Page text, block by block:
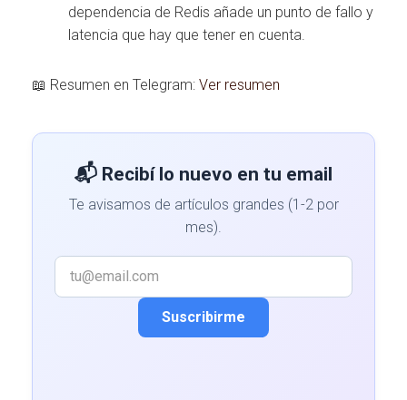
dependencia de Redis añade un punto de fallo y
latencia que hay que tener en cuenta.
📖 Resumen en Telegram: Ver resumen
📬 Recibí lo nuevo en tu email
Te avisamos de artículos grandes (1-2 por
mes).
Suscribirme